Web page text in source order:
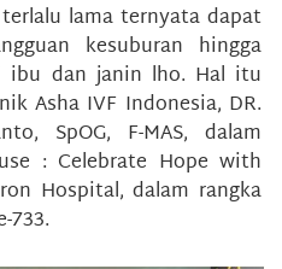
lama ternyata dapat
kesuburan hingga
ibu dan janin lho. Hal itu
Asha IVF Indonesia, DR.
SpOG, F-MAS, dalam
: Celebrate Hope with
Hospital, dalam rangka
733.